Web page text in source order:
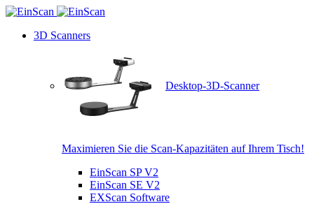
3D Scanners
Desktop-3D-Scanner
Maximieren Sie die Scan-Kapazitäten auf Ihrem Tisch!
EinScan SP V2
EinScan SE V2
EXScan Software